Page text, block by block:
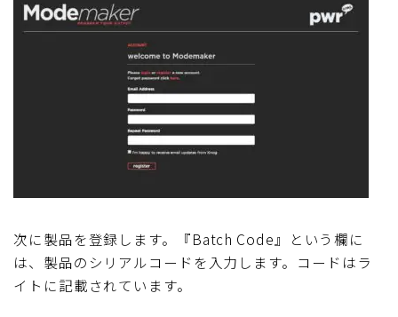
次に製品を登録します。『Batch Code』という欄に
は、製品のシリアルコードを入力します。コードはラ
イトに記載されています。